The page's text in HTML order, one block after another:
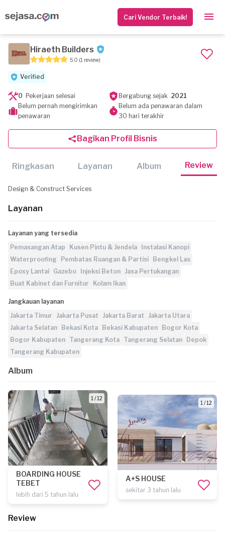
Cari Vendor Terbaik!
Hiraeth Builders
5.0 (1 review)
Verified
0 Pekerjaan selesai Bergabung sejak 2021
Belum pernah mengirimkan
penawaran
Belum ada penawaran dalam
30 hari terakhir
Bagikan Profil Bisnis
Ringkasan Layanan Album Review
Design & Construct Services
Layanan
Layanan yang tersedia
Pemasangan Atap
Kusen Pintu & Jendela
Instalasi Kanopi
Waterproofing
Pembatas Ruangan & Partisi
Bengkel Las
Epoxy Lantai Gazebo Injeksi Beton Jasa Pertukangan
Buat Kabinet dan Furnitur
Kolam Ikan
Jangkauan layanan
Jakarta Timur
Jakarta Pusat Jakarta Barat
Jakarta Utara
Jakarta Selatan
Bekasi Kota Bekasi Kabupaten
Bogor Kota
Bogor Kabupaten Tangerang Kota Tangerang Selatan
Depok
Tangerang Kabupaten
Album
1 / 12
BOARDING HOUSE
TEBET
lebih dari 5 tahun lalu
1 / 12
A+S HOUSE
sekitar 3 tahun lalu
Review